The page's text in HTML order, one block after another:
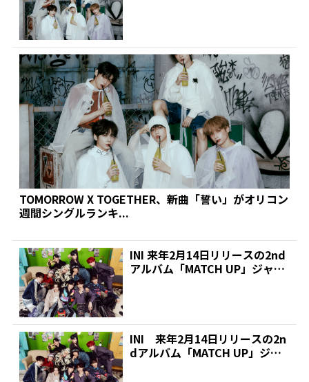
TOMORROW X TOGETHER、新曲「誓い」がオリコン
週間シングルランキ...
INI 来年2月14日リリースの2nd
アルバム「MATCH UP」ジャケ
INI 来年2月14日リリースの2n
dアルバム「MATCH UP」ジャ